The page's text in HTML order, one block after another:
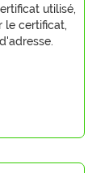
utilisé,
le certificat,